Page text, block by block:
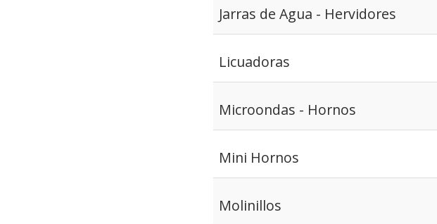
Jarras de Agua - Hervidores
Licuadoras
Microondas - Hornos
Mini Hornos
Molinillos